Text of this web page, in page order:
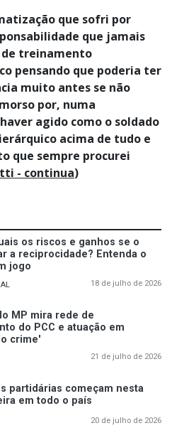
que sofri por
que jamais
de treinamento
pensando que poderia ter
muito antes se não
por, numa
agido como o soldado
acima de tudo e
que sempre procurei
- continua)
os riscos e ganhos se o
a reciprocidade? Entenda o
jogo
18 de julho de 2026
MP mira rede de
do PCC e atuação em
crime'
21 de julho de 2026
partidárias começam nesta
em todo o país
20 de julho de 2026